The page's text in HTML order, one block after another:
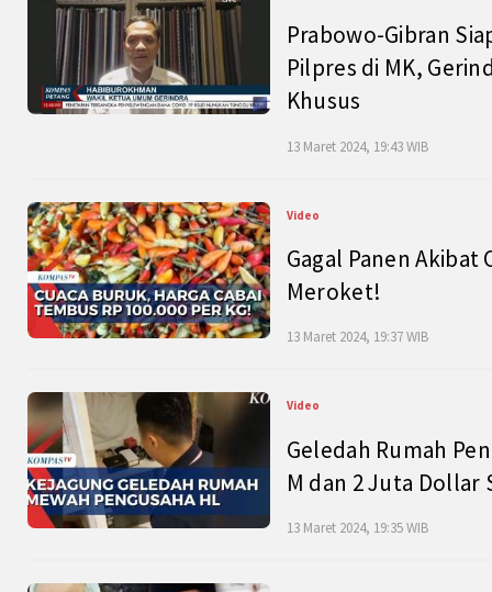
Prabowo-Gibran
Pilpres di MK,
Khusus
13 Maret 2024, 19:43 WIB
Video
Gagal Panen Akibat
Meroket!
13 Maret 2024, 19:37 WIB
Video
Geledah Rumah
M dan 2 Juta Dollar
13 Maret 2024, 19:35 WIB